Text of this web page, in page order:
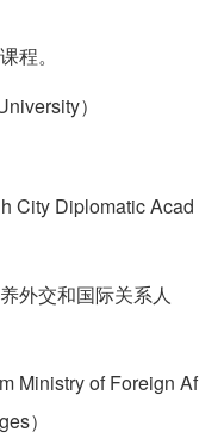
程。
）
City Diplomatic Acad
外交和国际关系人
Ministry of Foreign Af
）